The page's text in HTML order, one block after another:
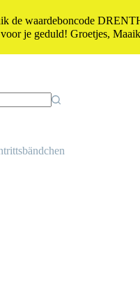
waardeboncode
je geduld! Groetjes,